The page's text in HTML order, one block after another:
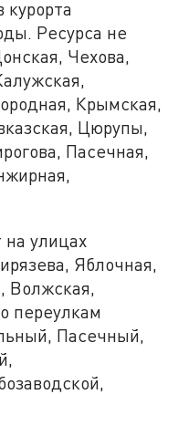
курорта
Ресурса не
Чехова,
Крымская,
Цюрупы,
Пасечная,
на улицах
Яблочная,
Волжская,
переулкам
Пасечный,